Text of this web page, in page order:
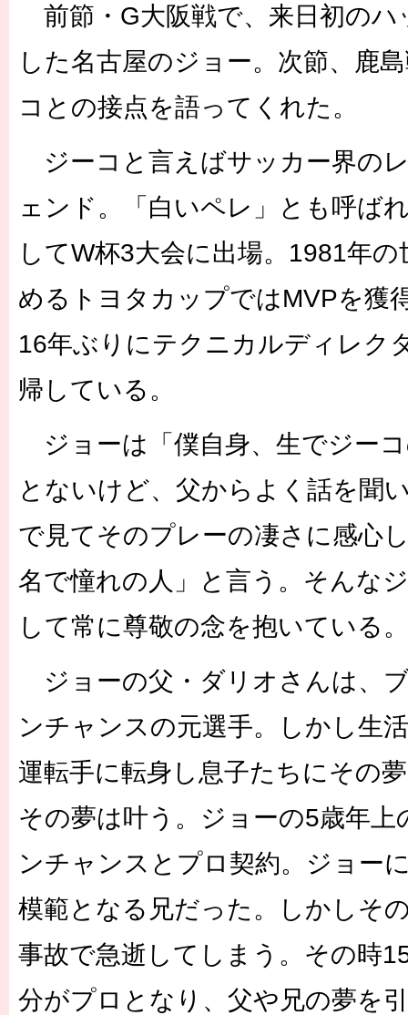
前節・G大阪戦で、来日初のハ
した名古屋のジョー。次節、鹿
コとの接点を語ってくれた。
ジーコと言えばサッカー界の
ェンド。「白いペレ」とも呼ば
してW杯3大会に出場。1981年
めるトヨタカップではMVPを獲
16年ぶりにテクニカルディレク
帰している。
ジョーは「僕自身、生でジー
とないけど、父からよく話を聞
で見てそのプレーの凄さに感心
名で憧れの人」と言う。そんな
して常に尊敬の念を抱いている。
ジョーの父・ダリオさんは、
ンチャンスの元選手。しかし生
運転手に転身し息子たちにその
その夢は叶う。ジョーの5歳年
ンチャンスとプロ契約。ジョー
模範となる兄だった。しかしそ
事故で急逝してしまう。その時
分がプロとなり、父や兄の夢を